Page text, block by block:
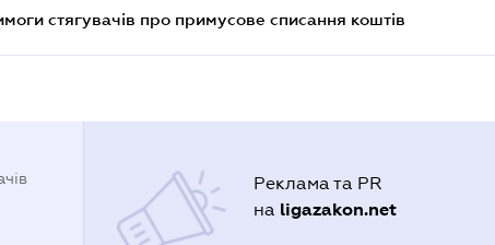
стягувачів про примусове списання коштів
Реклама та PR
на ligazakon.net